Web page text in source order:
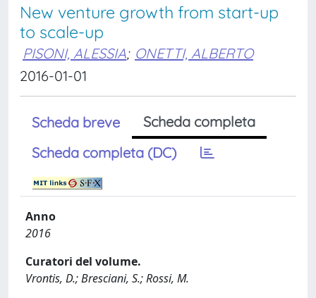
New venture growth from start-up
to scale-up
PISONI, ALESSIA; ONETTI, ALBERTO
2016-01-01
Scheda breve
Scheda completa
Scheda completa (DC)
Anno
2016
Curatori del volume.
Vrontis, D.; Bresciani, S.; Rossi, M.